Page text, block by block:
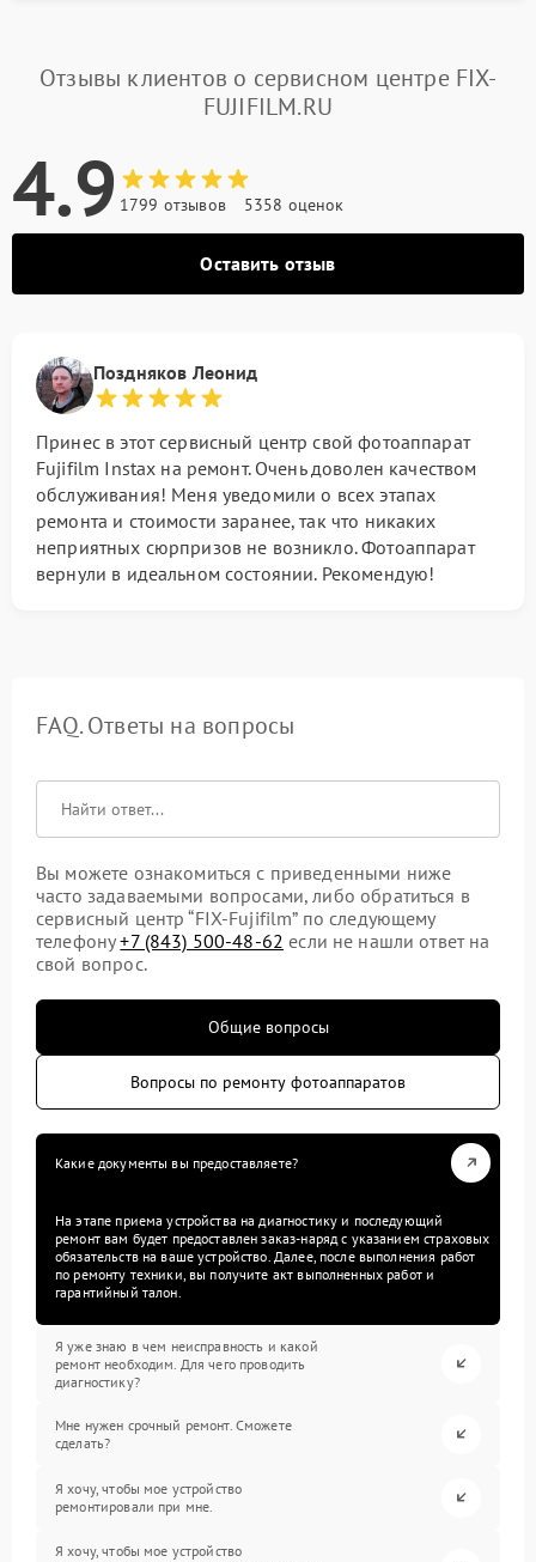
Отзывы клиентов о сервисном центре FIX-
FUJIFILM.RU
4.9 1799 отзывов 5358 оценок
Оставить отзыв
Поздняков Леонид
Принес в этот сервисный центр свой фотоаппарат
Fujifilm Instax на ремонт. Очень доволен качеством
обслуживания! Меня уведомили о всех этапах
ремонта и стоимости заранее, так что никаких
неприятных сюрпризов не возникло. Фотоаппарат
вернули в идеальном состоянии. Рекомендую!
FAQ. Ответы на вопросы
Вы можете ознакомиться с приведенными ниже
часто задаваемыми вопросами, либо обратиться в
сервисный центр “FIX-Fujifilm” по следующему
телефону+7 (843) 500-48-62 если не нашли ответ на
свой вопрос.
Общие вопросы
Вопросы по ремонту фотоаппаратов
Какие документы вы предоставляете?
На этапе приема устройства на диагностику и последующий
ремонт вам будет предоставлен заказ-наряд с указанием страховых
обязательств на ваше устройство. Далее, после выполнения работ
по ремонту техники, вы получите акт выполненных работ и
гарантийный талон.
Я уже знаю в чем неисправность и какой
ремонт необходим. Для чего проводить
диагностику?
Мне нужен срочный ремонт. Сможете
сделать?
Я хочу, чтобы мое устройство
ремонтировали при мне.
Я хочу, чтобы мое устройство